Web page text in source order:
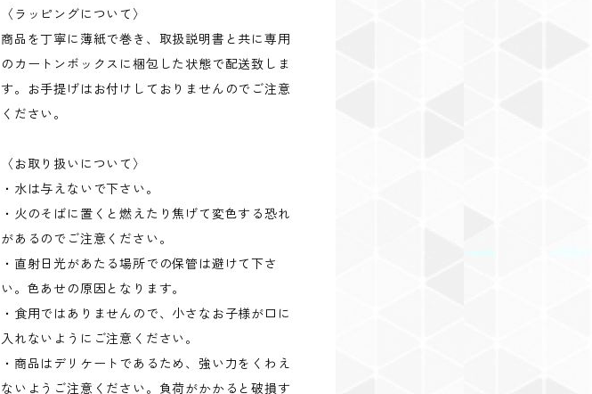
〈ラッピングについて〉
商品を丁寧に薄紙で巻き、取扱説明書と共に専用
のカートンボックスに梱包した状態で配送致しま
す。お手提げはお付けしておりませんのでご注意
ください。
〈お取り扱いについて〉
・水は与えないで下さい。
・火のそばに置くと燃えたり焦げて変色する恐れ
があるのでご注意ください。
・直射日光があたる場所での保管は避けて下さ
い。色あせの原因となります。
・食用ではありませんので、小さなお子様が口に
入れないようにご注意ください。
・商品はデリケートであるため、強い力をくわえ
ないようご注意ください。負荷がかかると破損す